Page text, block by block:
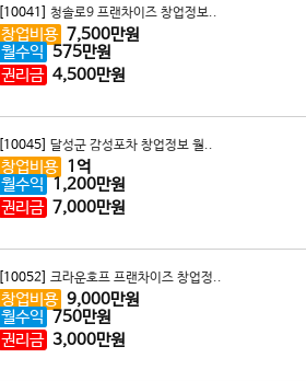
[10041] 청솔로9 프랜차이즈 창업정보..
창업비용 7,500만원
월수익 575만원
권리금 4,500만원
[10045] 달성군 감성포차 창업정보 월..
창업비용 1 억
월수익 1,200만원
권리금 7,000만원
[10052] 크라운호프 프랜차이즈 창업정..
창업비용 9,000만원
월수익 750만원
권리금 3,000만원